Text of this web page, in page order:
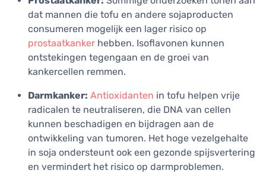
dat mannen die tofu en andere sojaproducten
consumeren mogelijk een lager risico op
prostaatkanker hebben. Isoflavonen kunnen
ontstekingen tegengaan en de groei van
kankercellen remmen.
Darmkanker: Antioxidanten in tofu helpen vrije
radicalen te neutraliseren, die DNA van cellen
kunnen beschadigen en bijdragen aan de
ontwikkeling van tumoren. Het hoge vezelgehalte
in soja ondersteunt ook een gezonde spijsvertering
en vermindert het risico op darmproblemen.